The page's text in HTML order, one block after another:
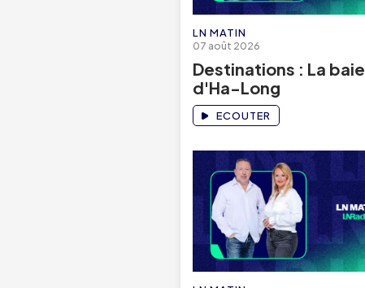
LN MATIN
07 août 2026
Destinations : La baie
d'Ha-Long
ECOUTER